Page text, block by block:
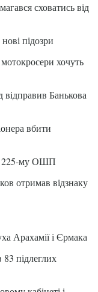
сховатись від
підозри
хочуть
відправив Банькова
вбити
225-му ОШП
отримав відзнаку
Арахамії і Єрмака
підлеглих